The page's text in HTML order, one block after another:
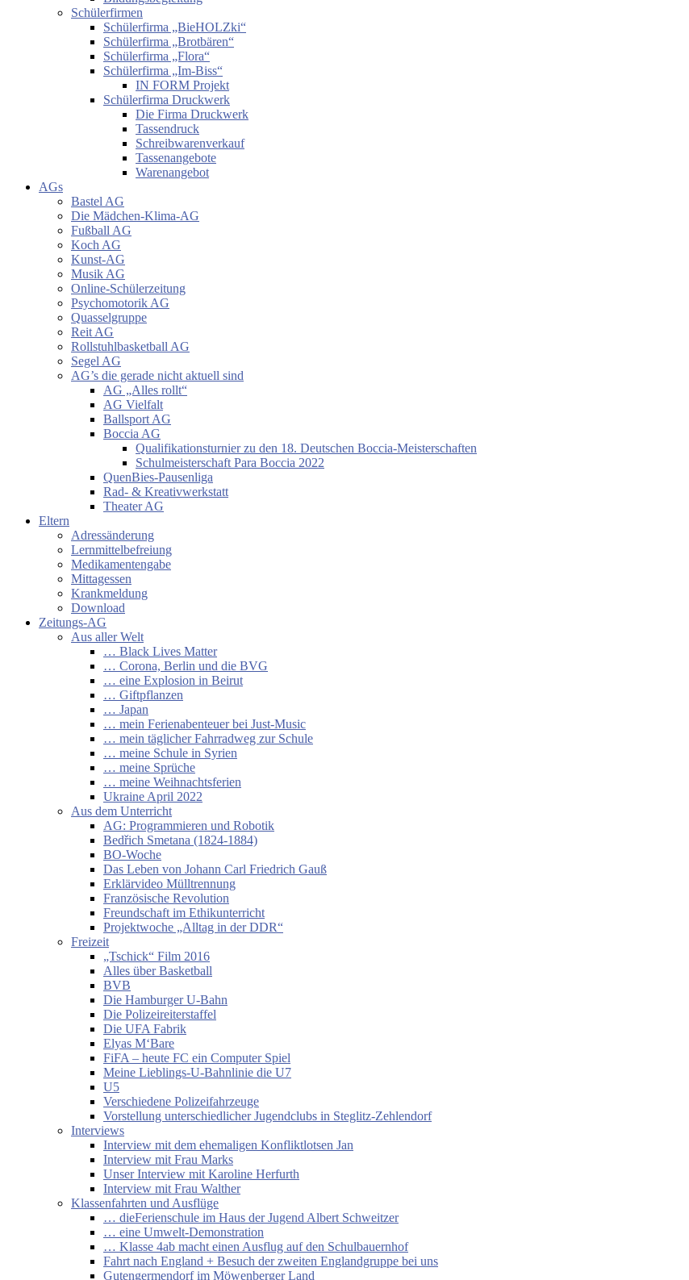
Schülerfirmen
Schülerfirma „BieHOLZki“
Schülerfirma „Brotbären“
Schülerfirma „Flora“
Schülerfirma „Im-Biss“
IN FORM Projekt
Schülerfirma Druckwerk
Die Firma Druckwerk
Tassendruck
Schreibwarenverkauf
Tassenangebote
Warenangebot
AGs
Bastel AG
Die Mädchen-Klima-AG
Fußball AG
Koch AG
Kunst-AG
Musik AG
Online-Schülerzeitung
Psychomotorik AG
Quasselgruppe
Reit AG
Rollstuhlbasketball AG
Segel AG
AG’s die gerade nicht aktuell sind
AG „Alles rollt“
AG Vielfalt
Ballsport AG
Boccia AG
Qualifikationsturnier zu den 18. Deutschen Boccia-Meisterschaften
Schulmeisterschaft Para Boccia 2022
QuenBies-Pausenliga
Rad- & Kreativwerkstatt
Theater AG
Eltern
Adressänderung
Lernmittelbefreiung
Medikamentengabe
Mittagessen
Krankmeldung
Download
Zeitungs-AG
Aus aller Welt
… Black Lives Matter
… Corona, Berlin und die BVG
… eine Explosion in Beirut
… Giftpflanzen
… Japan
… mein Ferienabenteuer bei Just-Music
… mein täglicher Fahrradweg zur Schule
… meine Schule in Syrien
… meine Sprüche
… meine Weihnachtsferien
Ukraine April 2022
Aus dem Unterricht
AG: Programmieren und Robotik
Bedřich Smetana (1824-1884)
BO-Woche
Das Leben von Johann Carl Friedrich Gauß
Erklärvideo Mülltrennung
Französische Revolution
Freundschaft im Ethikunterricht
Projektwoche „Alltag in der DDR“
Freizeit
„Tschick“ Film 2016
Alles über Basketball
BVB
Die Hamburger U-Bahn
Die Polizeireiterstaffel
Die UFA Fabrik
Elyas M‘Bare
FiFA – heute FC ein Computer Spiel
Meine Lieblings-U-Bahnlinie die U7
U5
Verschiedene Polizeifahrzeuge
Vorstellung unterschiedlicher Jugendclubs in Steglitz-Zehlendorf
Interviews
Interview mit dem ehemaligen Konfliktlotsen Jan
Interview mit Frau Marks
Unser Interview mit Karoline Herfurth
Interview mit Frau Walther
Klassenfahrten und Ausflüge
… dieFerienschule im Haus der Jugend Albert Schweitzer
… eine Umwelt-Demonstration
… Klasse 4ab macht einen Ausflug auf den Schulbauernhof
Fahrt nach England + Besuch der zweiten Englandgruppe bei uns
Gutengermendorf im Möwenberger Land